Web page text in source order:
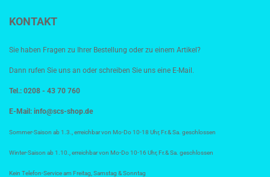
KONTAKT
Sie haben Fragen zu Ihrer Bestellung oder zu einem Artikel?
Dann rufen Sie uns an oder schreiben Sie uns eine E-Mail.
Tel.: 0208 - 43 70 760
E-Mail: info@scs-shop.de
Sommer-Saison ab 1.3., erreichbar von Mo-Do 10-18 Uhr, Fr.& Sa. geschlossen
Winter-Saison ab 1.10., erreichbar von Mo-Do 10-16 Uhr, Fr.& Sa. geschlossen
Kein Telefon-Service am Freitag, Samstag & Sonntag